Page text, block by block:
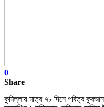
0
Share
কুমিল্লায় মাত্র ৭৮ দিনে পবিত্র